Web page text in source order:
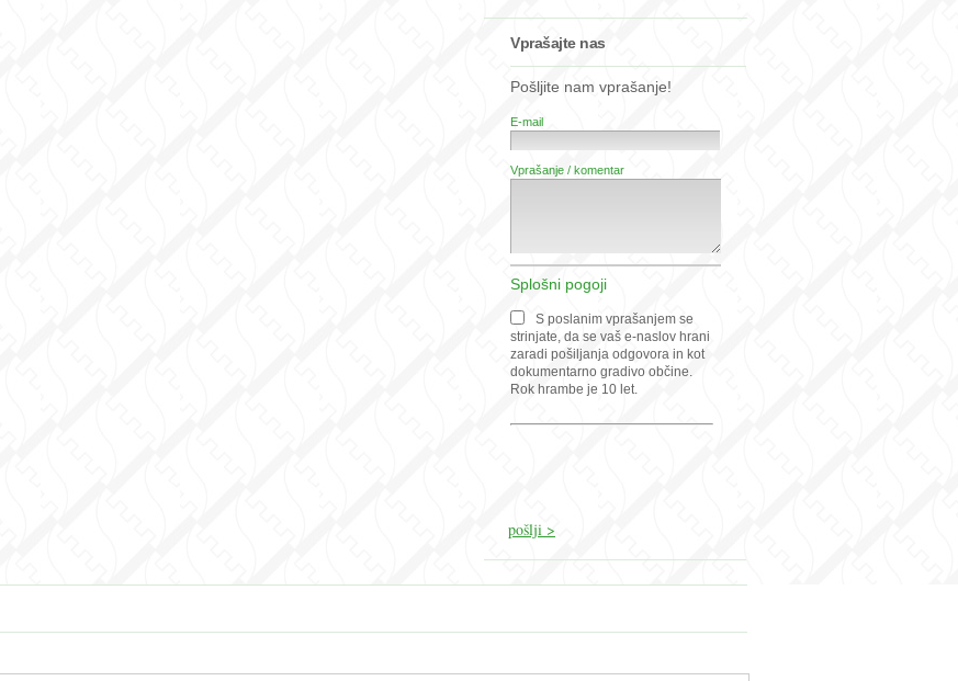
Vprašajte nas
Pošljite nam vprašanje!
E-mail
Vprašanje / komentar
Splošni pogoji
S poslanim vprašanjem se
strinjate, da se vaš e-naslov hrani
zaradi pošiljanja odgovora in kot
dokumentarno gradivo občine.
Rok hrambe je 10 let.